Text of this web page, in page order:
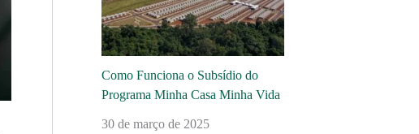
Como Funciona o Subsídio do
Programa Minha Casa Minha Vida
30 de março de 2025